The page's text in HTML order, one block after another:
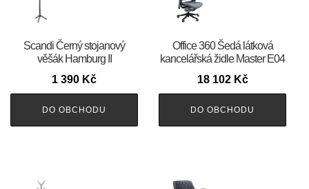
Scandi Černý stojanový
věšák Hamburg II
1 390 Kč
DO OBCHODU
Office 360 Šedá látková
kancelářská židle Master E04
18 102 Kč
DO OBCHODU